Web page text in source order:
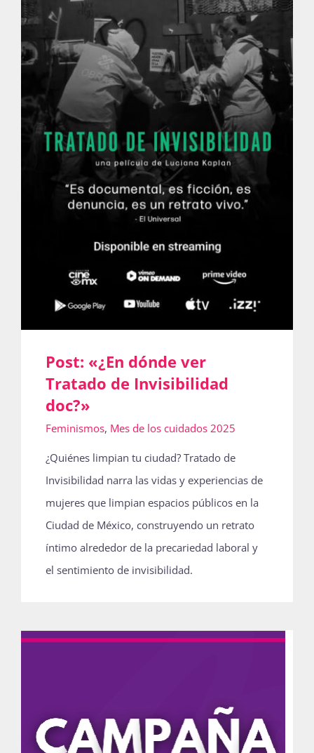
Post: «¿En dónde ver
Tratado de Invisibilidad
doc?»
Feminismos, Mes de los cuidados 2025
¿Quiénes limpian tu ciudad? Tratado de
Invisibilidad narra las vidas y experiencias de
mujeres que limpian espacios públicos en la
Ciudad de México, construyendo un retrato
íntimo alrededor de la precariedad laboral y
el sentimiento de invisibilidad.